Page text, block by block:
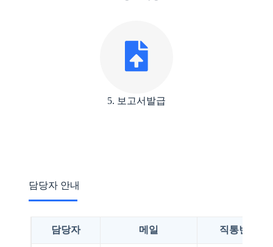
5. 보고서발급
담당자 안내
담당자 메일 직통번호